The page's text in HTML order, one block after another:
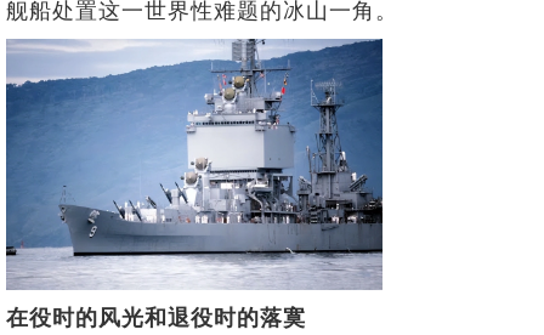
舰船处置这一世界性难题的冰山一角。
在役时的风光和退役时的落寞